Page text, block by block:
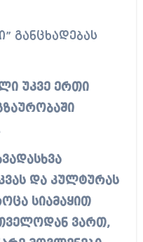
უკვე ერთი
და კულტურას
სიამაყით
ვართ,